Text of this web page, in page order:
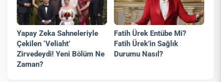
Yapay Zeka Sahneleriyle
Çekilen ‘Veliaht’
Zirvedeydi! Yeni Bölüm Ne
Zaman?
Fatih Ürek Entübe Mi?
Fatih Ürek’in Sağlık
Durumu Nasıl?